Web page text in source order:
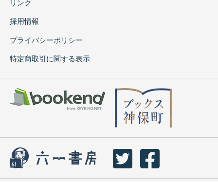
リンク
採用情報
プライバシーポリシー
特定商取引に関する表示